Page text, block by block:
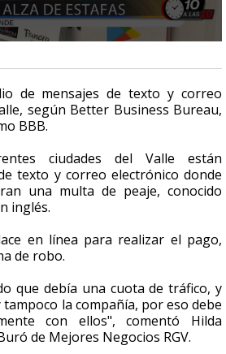
de mensajes de texto y correo
según Better Business Bureau,
BBB.
ciudades del Valle están
texto y correo electrónico donde
una multa de peaje, conocido
inglés.
en línea para realizar el pago,
de robo.
que debía una cuota de tráfico, y
la compañía, por eso debe
con ellos", comentó Hilda
de Mejores Negocios RGV.